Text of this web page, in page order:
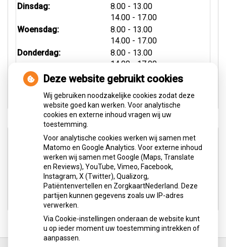
Dinsdag:
8.00 tot
- 13.00
14.00 tot
- 17.00
Woensdag:
8.00 tot
- 13.00
14.00 tot
- 17.00
Donderdag:
8.00 tot
- 13.00
14.00
tot
- 17.00
Vrijdag:
8.00 - 13.00
Zaterdag:
Aangesloten bij:
Deze website gebruikt cookies
Wij gebruiken noodzakelijke cookies zodat deze
website goed kan werken. Voor analytische
cookies en externe inhoud vragen wij uw
toestemming.
Voor analytische cookies werken wij samen met
Matomo en Google Analytics. Voor externe inhoud
werken wij samen met Google (Maps, Translate
en Reviews), YouTube, Vimeo, Facebook,
Instagram, X (Twitter), Qualizorg,
Patiëntenvertellen en ZorgkaartNederland. Deze
partijen kunnen gegevens zoals uw IP-adres
verwerken.
Via Cookie-instellingen onderaan de website kunt
u op ieder moment uw toestemming intrekken of
aanpassen.